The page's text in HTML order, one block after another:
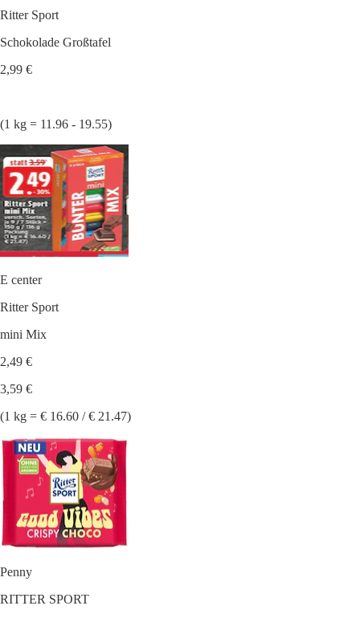
Ritter Sport
Schokolade Großtafel
2,99 €
(1 kg = 11.96 - 19.55)
E center
Ritter Sport
mini Mix
2,49 €
3,59 €
(1 kg = € 16.60 / € 21.47)
Penny
RITTER SPORT